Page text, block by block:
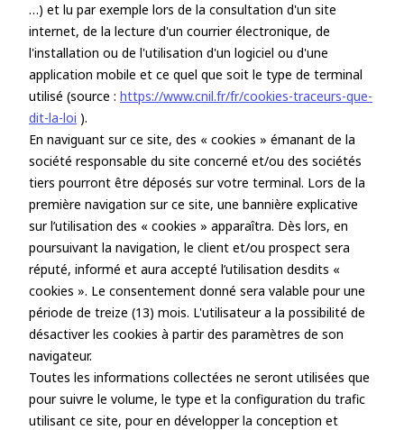
…) et lu par exemple lors de la consultation d'un site
internet, de la lecture d'un courrier électronique, de
l'installation ou de l'utilisation d'un logiciel ou d'une
application mobile et ce quel que soit le type de terminal
utilisé (source : https://www.cnil.fr/fr/cookies-traceurs-que-
dit-la-loi ).
En naviguant sur ce site, des « cookies » émanant de la
société responsable du site concerné et/ou des sociétés
tiers pourront être déposés sur votre terminal. Lors de la
première navigation sur ce site, une bannière explicative
sur l’utilisation des « cookies » apparaîtra. Dès lors, en
poursuivant la navigation, le client et/ou prospect sera
réputé, informé et aura accepté l’utilisation desdits «
cookies ». Le consentement donné sera valable pour une
période de treize (13) mois. L'utilisateur a la possibilité de
désactiver les cookies à partir des paramètres de son
navigateur.
Toutes les informations collectées ne seront utilisées que
pour suivre le volume, le type et la configuration du trafic
utilisant ce site, pour en développer la conception et